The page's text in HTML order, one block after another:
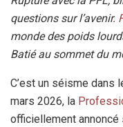
questions sur l’avenir.
monde des poids
Batié au sommet du
C’est un séisme dans
mars 2026, la
officiellement annoncé